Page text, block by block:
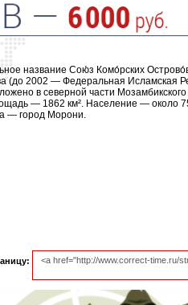
название Сою́з Комо́рских
(до 2002 — Федеральная Исламская
в северной части
— 1862 км². Население — около
— город Морони.